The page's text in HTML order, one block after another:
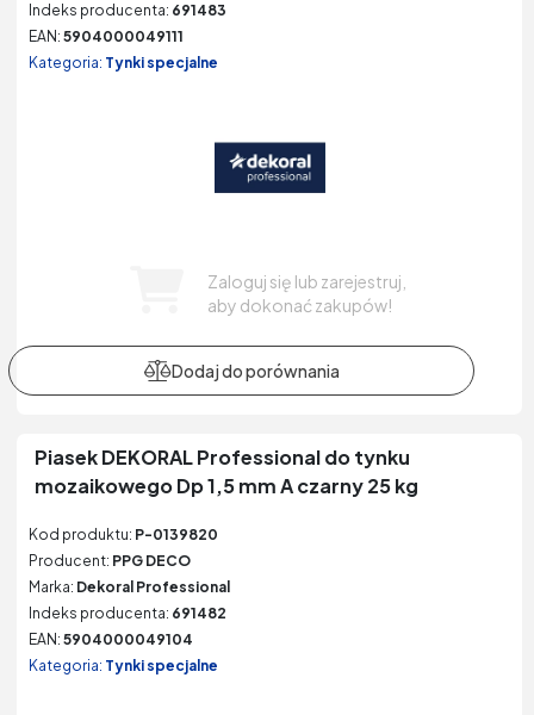
Indeks producenta: 691483
EAN: 5904000049111
Kategoria: Tynki specjalne
Zaloguj się lub zarejestruj,
aby dokonać zakupów!
Piasek DEKORAL Professional do tynku
mozaikowego Dp 1,5 mm A czarny 25 kg
Kod produktu: P-0139820
Producent: PPG DECO
Marka: Dekoral Professional
Indeks producenta: 691482
EAN: 5904000049104
Kategoria: Tynki specjalne